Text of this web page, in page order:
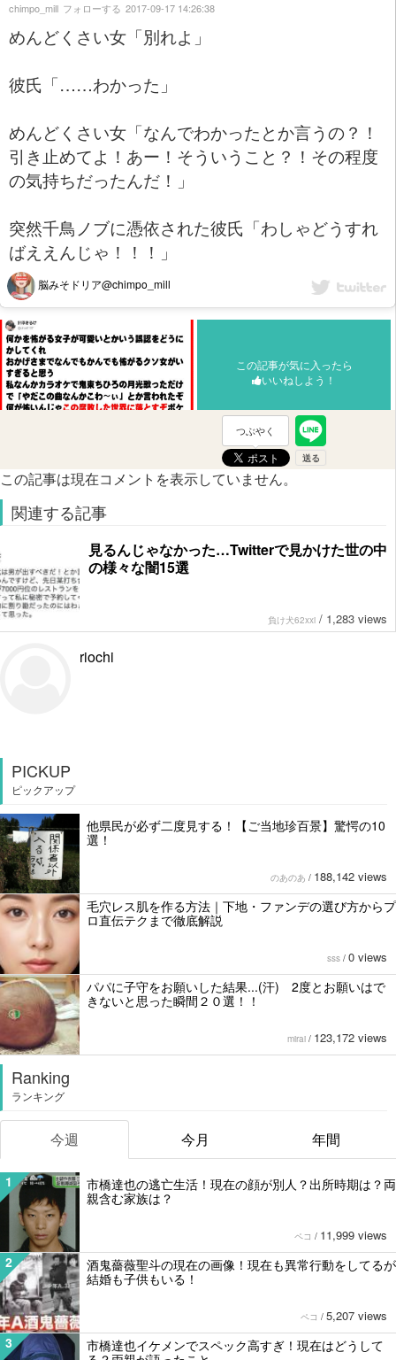
めんどくさい女「別れよ」
彼氏「……わかった」
めんどくさい女「なんでわかったとか言うの？！
引き止めてよ！あー！そういうこと？！その程度
の気持ちだったんだ！」
突然千鳥ノブに憑依された彼氏「わしゃどうすれ
ばええんじゃ！！！」
脳みそドリア@chimpo_mill
chimpo_mill フォローする 2017-09-17 14:26:38
この記事が気に入ったら
いいねしよう！
つぶやく
この記事は現在コメントを表示していません。
関連する記事
見るんじゃなかった…Twitterで見かけた世の中
の様々な闇15選
負け犬62xxi / 1,283 views
riochi
PICKUP
ピックアップ
他県民が必ず二度見する！【ご当地珍百景】驚愕の10
選！
のあのあ / 188,142 views
毛穴レス肌を作る方法｜下地・ファンデの選び方からプ
ロ直伝テクまで徹底解説
sss / 0 views
パパに子守をお願いした結果...(汗) 2度とお願いはで
きないと思った瞬間２０選！！
mirai / 123,172 views
Ranking
ランキング
今週 今月 年間
1
市橋達也の逃亡生活！現在の顔が別人？出所時期は？両
親含む家族は？
ペコ / 11,999 views
2
酒鬼薔薇聖斗の現在の画像！現在も異常行動をしてるが
結婚も子供もいる！
ペコ / 5,207 views
3
市橋達也イケメンでスペック高すぎ！現在はどうして